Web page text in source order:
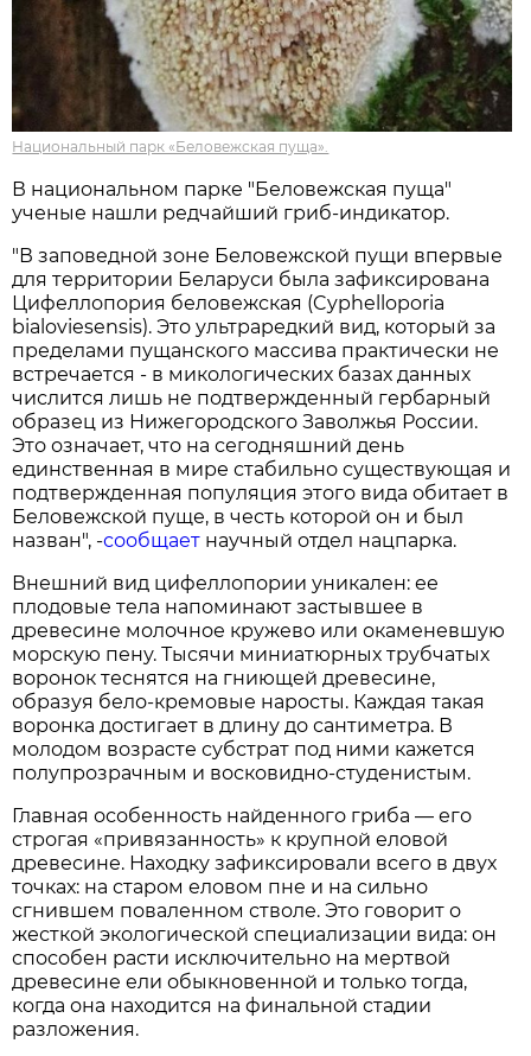
Национальный парк «Беловежская пуща».
В национальном парке "Беловежская пуща"
ученые нашли редчайший гриб-индикатор.
"В заповедной зоне Беловежской пущи впервые
для территории Беларуси была зафиксирована
Цифеллопория беловежская (Cyphelloporia
bialoviesensis). Это ультраредкий вид, который за
пределами пущанского массива практически не
встречается - в микологических базах данных
числится лишь не подтвержденный гербарный
образец из Нижегородского Заволжья России.
Это означает, что на сегодняшний день
единственная в мире стабильно существующая и
подтвержденная популяция этого вида обитает в
Беловежской пуще, в честь которой он и был
назван", -сообщает научный отдел нацпарка.
Внешний вид цифеллопории уникален: ее
плодовые тела напоминают застывшее в
древесине молочное кружево или окаменевшую
морскую пену. Тысячи миниатюрных трубчатых
воронок теснятся на гниющей древесине,
образуя бело-кремовые наросты. Каждая такая
воронка достигает в длину до сантиметра. В
молодом возрасте субстрат под ними кажется
полупрозрачным и восковидно-студенистым.
Главная особенность найденного гриба — его
строгая «привязанность» к крупной еловой
древесине. Находку зафиксировали всего в двух
точках: на старом еловом пне и на сильно
сгнившем поваленном стволе. Это говорит о
жесткой экологической специализации вида: он
способен расти исключительно на мертвой
древесине ели обыкновенной и только тогда,
когда она находится на финальной стадии
разложения.